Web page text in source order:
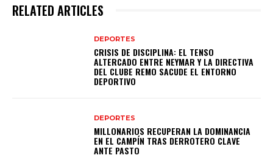
RELATED ARTICLES
DEPORTES
CRISIS DE DISCIPLINA: EL TENSO
ALTERCADO ENTRE NEYMAR Y LA DIRECTIVA
DEL CLUBE REMO SACUDE EL ENTORNO
DEPORTIVO
DEPORTES
MILLONARIOS RECUPERAN LA DOMINANCIA
EN EL CAMPÍN TRAS DERROTERO CLAVE
ANTE PASTO